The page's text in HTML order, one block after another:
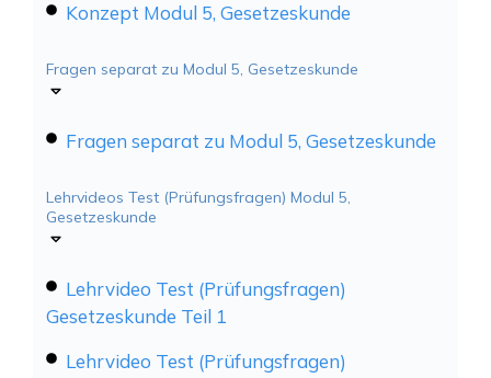
Konzept Modul 5, Gesetzeskunde
Fragen separat zu Modul 5, Gesetzeskunde
Fragen separat zu Modul 5, Gesetzeskunde
Lehrvideos Test (Prüfungsfragen) Modul 5,
Gesetzeskunde
Lehrvideo Test (Prüfungsfragen)
Gesetzeskunde Teil 1
Lehrvideo Test (Prüfungsfragen)